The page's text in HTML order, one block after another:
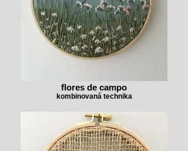
flores de campo
kombinovaná technika